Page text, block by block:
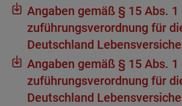
Anga­ben gemäß § 15 Abs.
zu­füh­rungs­ver­ord­nung für
Deutsch­land
Anga­ben gemäß § 15 Abs.
zu­füh­rungs­ver­ord­nung für
Deutsch­land